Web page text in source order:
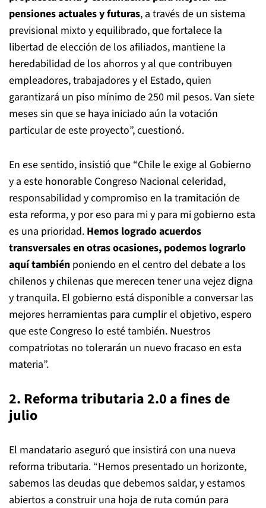
pensiones actuales y futuras, a través de un sistema
previsional mixto y equilibrado, que fortalece la
libertad de elección de los afiliados, mantiene la
heredabilidad de los ahorros y al que contribuyen
empleadores, trabajadores y el Estado, quien
garantizará un piso mínimo de 250 mil pesos. Van siete
meses sin que se haya iniciado aún la votación
particular de este proyecto”, cuestionó.
En ese sentido, insistió que “Chile le exige al Gobierno
y a este honorable Congreso Nacional celeridad,
responsabilidad y compromiso en la tramitación de
esta reforma, y por eso para mi y para mi gobierno esta
es una prioridad. Hemos logrado acuerdos
transversales en otras ocasiones, podemos lograrlo
aquí también poniendo en el centro del debate a los
chilenos y chilenas que merecen tener una vejez digna
y tranquila. El gobierno está disponible a conversar las
mejores herramientas para cumplir el objetivo, espero
que este Congreso lo esté también. Nuestros
compatriotas no tolerarán un nuevo fracaso en esta
materia”.
2. Reforma tributaria 2.0 a fines de
julio
El mandatario aseguró que insistirá con una nueva
reforma tributaria. “Hemos presentado un horizonte,
sabemos las deudas que debemos saldar, y estamos
abiertos a construir una hoja de ruta común para